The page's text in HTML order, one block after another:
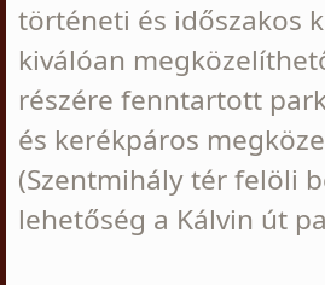
történeti és időszakos
kiválóan
részére fenntartott
és kerékpáros
(Szentmihály tér felöli
lehetőség a Kálvin út